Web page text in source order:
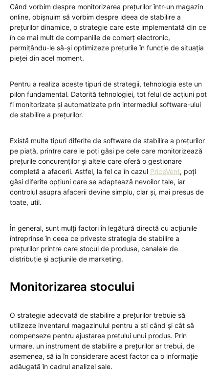
Când vorbim despre monitorizarea prețurilor într-un magazin
online, obișnuim să vorbim despre ideea de stabilire a
prețurilor dinamice, o strategie care este implementată din ce
în ce mai mult de companiile de comerț electronic,
permițându-le să-și optimizeze prețurile în funcție de situația
pieței din acel moment.
Pentru a realiza aceste tipuri de strategii, tehnologia este un
pilon fundamental. Datorită tehnologiei, tot felul de acțiuni pot
fi monitorizate și automatizate prin intermediul software-ului
de stabilire a prețurilor.
Există multe tipuri diferite de software de stabilire a prețurilor
pe piață, printre care le poți găsi pe cele care monitorizează
prețurile concurenților și altele care oferă o gestionare
completă a afacerii. Astfel, la fel ca în cazul PriceVent, poți
găsi diferite opțiuni care se adaptează nevoilor tale, iar
controlul asupra afacerii devine simplu, clar și, mai presus de
toate, util.
În general, sunt mulți factori în legătură directă cu acțiunile
întreprinse în ceea ce privește strategia de stabilire a
prețurilor printre care stocul de produse, canalele de
distribuție și acțiunile de marketing.
Monitorizarea stocului
O strategie adecvată de stabilire a prețurilor trebuie să
utilizeze inventarul magazinului pentru a ști când și cât să
compenseze pentru ajustarea prețului unui produs. Prin
urmare, un instrument de stabilire a prețurilor ar trebui, de
asemenea, să ia în considerare acest factor ca o informație
adăugată în cadrul analizei sale.